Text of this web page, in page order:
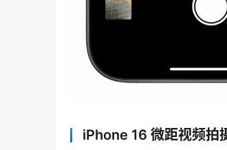
iPhone 16 微距视频拍